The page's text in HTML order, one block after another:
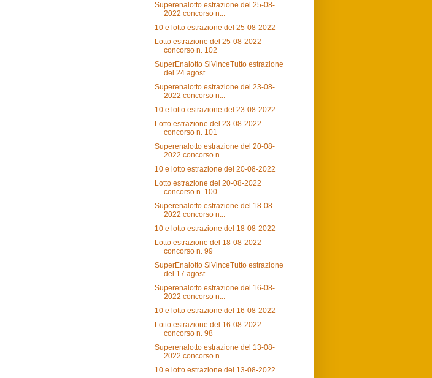
Superenalotto estrazione del 25-08-
2022 concorso n...
10 e lotto estrazione del 25-08-2022
Lotto estrazione del 25-08-2022
concorso n. 102
SuperEnalotto SiVinceTutto estrazione
del 24 agost...
Superenalotto estrazione del 23-08-
2022 concorso n...
10 e lotto estrazione del 23-08-2022
Lotto estrazione del 23-08-2022
concorso n. 101
Superenalotto estrazione del 20-08-
2022 concorso n...
10 e lotto estrazione del 20-08-2022
Lotto estrazione del 20-08-2022
concorso n. 100
Superenalotto estrazione del 18-08-
2022 concorso n...
10 e lotto estrazione del 18-08-2022
Lotto estrazione del 18-08-2022
concorso n. 99
SuperEnalotto SiVinceTutto estrazione
del 17 agost...
Superenalotto estrazione del 16-08-
2022 concorso n...
10 e lotto estrazione del 16-08-2022
Lotto estrazione del 16-08-2022
concorso n. 98
Superenalotto estrazione del 13-08-
2022 concorso n...
10 e lotto estrazione del 13-08-2022